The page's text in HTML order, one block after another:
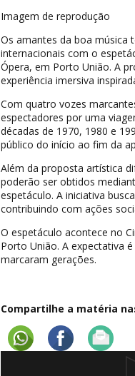
Imagem de reprodução
Os amantes da boa música
internacionais com o
Ópera, em Porto União. A
experiência imersiva
Com quatro vozes
espectadores por uma
décadas de 1970, 1980 e
público do início ao fim da
Além da proposta artística
poderão ser obtidos
espetáculo. A iniciativa
contribuindo com ações
O espetáculo acontece no
Porto União. A expectativa
marcaram gerações.
Compartilhe a matéria